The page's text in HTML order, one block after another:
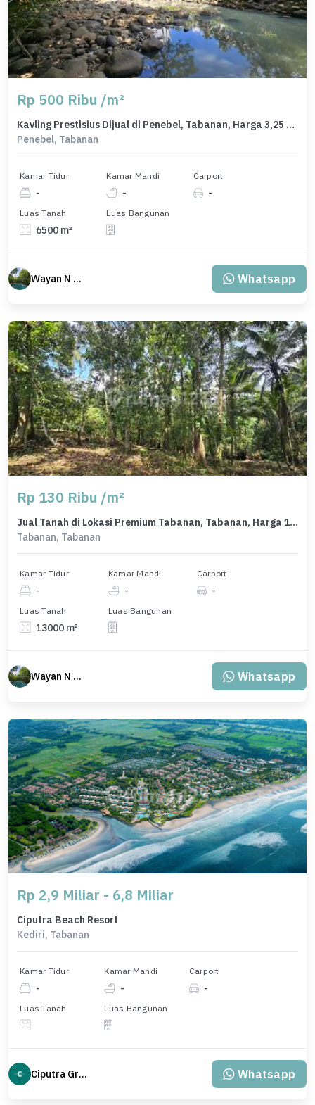
Rp 500 Ribu /m²
Kavling Prestisius Dijual di Penebel, Tabanan, Harga 3,25 Miliar
Penebel, Tabanan
Kamar Tidur
-
Kamar Mandi
-
Carport
-
Luas Tanah
6500 m²
Luas Bangunan
Wayan N Bali Whatsapp
Rp 130 Ribu /m²
Jual Tanah di Lokasi Premium Tabanan, Tabanan, Harga 1,69 Miliar
Tabanan, Tabanan
Kamar Tidur
-
Kamar Mandi
-
Carport
-
Luas Tanah
13000 m²
Luas Bangunan
Wayan N Bali Whatsapp
Rp 2,9 Miliar - 6,8 Miliar
Ciputra Beach Resort
Kediri, Tabanan
Kamar Tidur
-
Kamar Mandi
-
Carport
-
Luas Tanah Luas Bangunan
Ciputra Group Whatsapp